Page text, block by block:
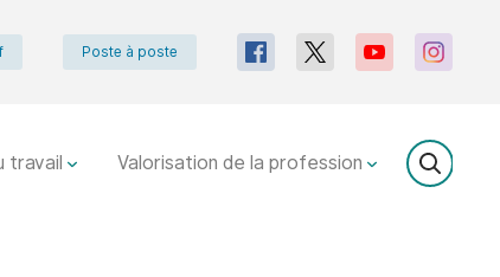
Poste à poste
travail Valorisation de la profession